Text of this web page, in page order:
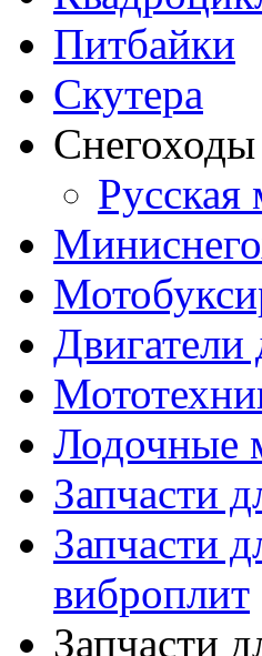
Питбайки
Скутера
Снегоходы
Русская
Двигатели
Лодочные
Запчасти
Запчасти
виброплит
Запчасти